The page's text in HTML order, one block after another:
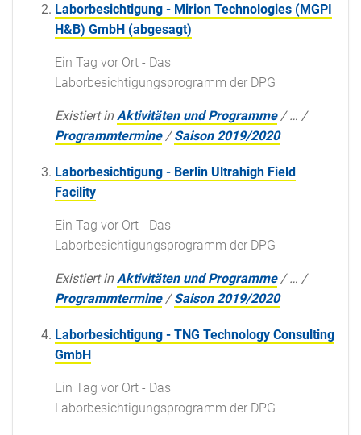
Laborbesichtigung - Mirion Technologies (MGPI
H&B) GmbH (abgesagt)
Ein Tag vor Ort - Das
Laborbesichtigungsprogramm der DPG
Existiert in Aktivitäten und Programme /… /
Programmtermine /Saison 2019/2020
Laborbesichtigung - Berlin Ultrahigh Field
Facility
Ein Tag vor Ort - Das
Laborbesichtigungsprogramm der DPG
Existiert in Aktivitäten und Programme /… /
Programmtermine /Saison 2019/2020
Laborbesichtigung - TNG Technology Consulting
GmbH
Ein Tag vor Ort - Das
Laborbesichtigungsprogramm der DPG